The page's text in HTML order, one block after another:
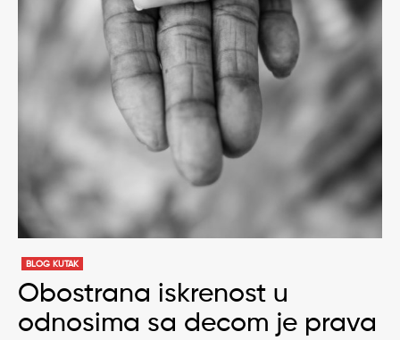
BLOG KUTAK
Obostrana iskrenost u
odnosima sa decom je prava